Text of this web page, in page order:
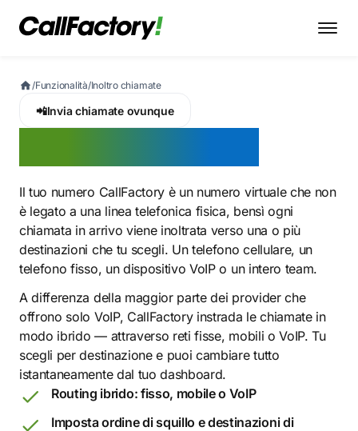
/Funzionalità/Inoltro chiamate
📲Invia chiamate ovunque
Il tuo numero CallFactory è un numero virtuale che non
è legato a una linea telefonica fisica, bensì ogni
chiamata in arrivo viene inoltrata verso una o più
destinazioni che tu scegli. Un telefono cellulare, un
telefono fisso, un dispositivo VoIP o un intero team.
A differenza della maggior parte dei provider che
offrono solo VoIP, CallFactory instrada le chiamate in
modo ibrido — attraverso reti fisse, mobili o VoIP. Tu
scegli per destinazione e puoi cambiare tutto
istantaneamente dal tuo dashboard.
Routing ibrido: fisso, mobile o VoIP
Imposta ordine di squillo e destinazioni di